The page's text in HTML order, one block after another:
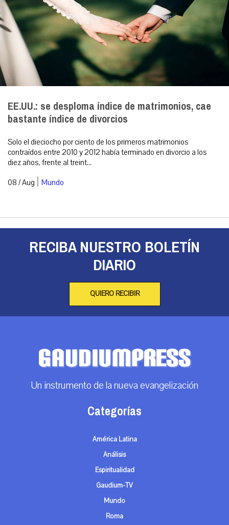
EE.UU.: se desploma índice de matrimonios, cae
bastante índice de divorcios
Solo el dieciocho por ciento de los primeros matrimonios
contraídos entre 2010 y 2012 había terminado en divorcio a los
diez años, frente al treint...
08 / Aug | Mundo
RECIBA NUESTRO BOLETÍN
DIARIO
QUIERO RECIBIR
Un instrumento de la nueva evangelización
Categorías
América Latina
Análisis
Espiritualidad
Gaudium-TV
Mundo
Roma